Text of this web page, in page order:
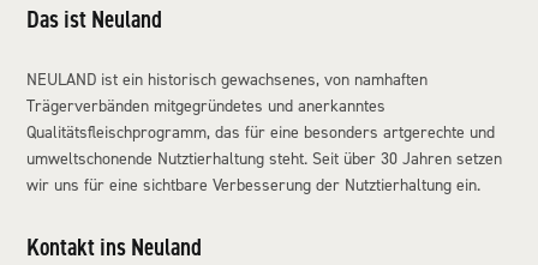
Das ist Neuland
NEULAND ist ein historisch gewachsenes, von namhaften
Trägerverbänden mitgegründetes und anerkanntes
Qualitätsfleischprogramm, das für eine besonders artgerechte und
umweltschonende Nutztierhaltung steht. Seit über 30 Jahren setzen
wir uns für eine sichtbare Verbesserung der Nutztierhaltung ein.
Kontakt ins Neuland